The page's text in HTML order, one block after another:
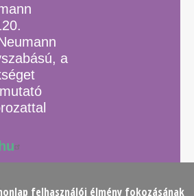
a
felhasználói élmény fokozásának